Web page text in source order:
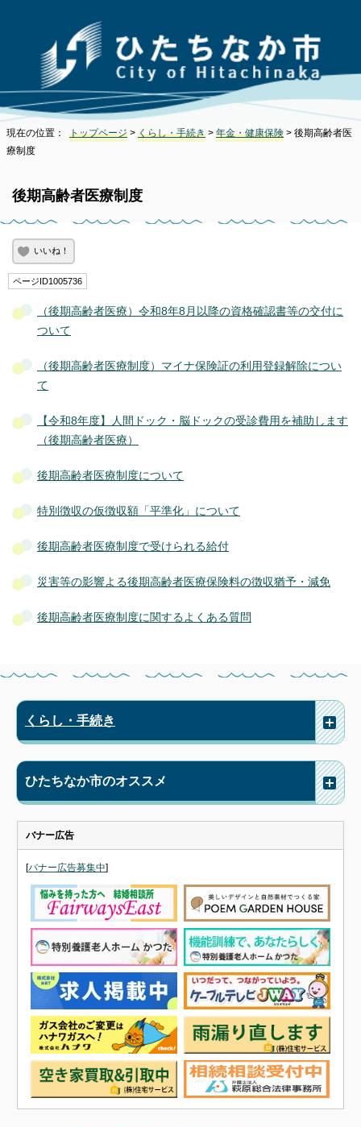
現在の位置： トップページ > くらし・手続き > 年金・健康保険 > 後期高齢者医
療制度
後期高齢者医療制度
いいね！
ページID1005736
（後期高齢者医療）令和8年8月以降の資格確認書等の交付に
ついて
（後期高齢者医療制度）マイナ保険証の利用登録解除につい
て
【令和8年度】人間ドック・脳ドックの受診費用を補助します
（後期高齢者医療）
後期高齢者医療制度について
特別徴収の仮徴収額「平準化」について
後期高齢者医療制度で受けられる給付
災害等の影響よる後期高齢者医療保険料の徴収猶予・減免
後期高齢者医療制度に関するよくある質問
くらし・手続き
ひたちなか市のオススメ
バナー広告
[バナー広告募集中]